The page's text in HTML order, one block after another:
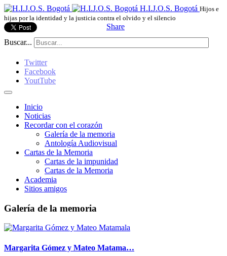
H.I.J.O.S. Bogotá Hijos e
hijas por la identidad y la justicia contra el olvido y el silencio
Share
Buscar...
Twitter
Facebook
YoutTube
Inicio
Noticias
Recordar con el corazón
Galería de la memoria
Antología Audiovisual
Cartas de la Memoria
Cartas de la impunidad
Cartas de la Memoria
Academia
Sitios amigos
Galería de la memoria
Margarita Gómez y Mateo Matama…